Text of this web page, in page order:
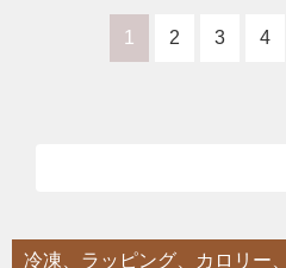
1 2 3 4
冷凍、ラッピング、カロリー